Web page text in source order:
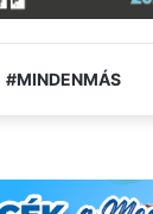
#MINDENMÁS